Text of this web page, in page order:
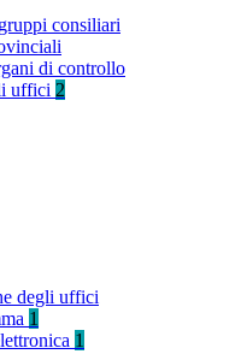
consiliari
di controllo
uffici 2
degli uffici
1
1